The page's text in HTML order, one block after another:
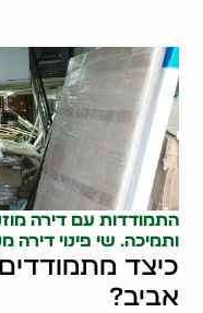
התמודדות עם דירה
ותמיכה. שי פינוי דירה
כיצד
אביב?